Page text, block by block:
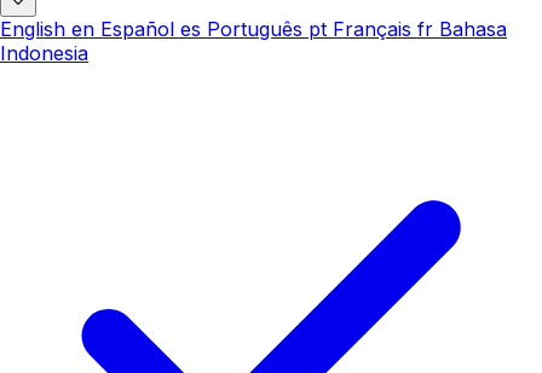
English en Español es Português pt Français fr Bahasa
Indonesia